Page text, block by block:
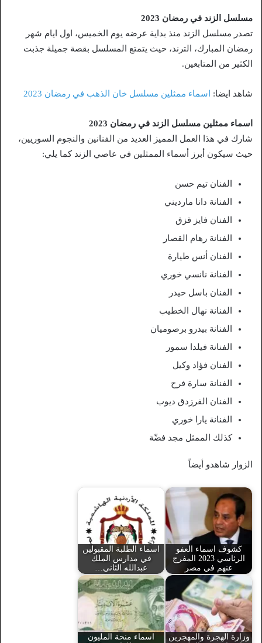
مسلسل الزند في رمضان 2023
تصدر مسلسل الزند منذ بداية عرضه يوم الخميس، اول ايام شهر
رمضان المبارك، الترند، حيث يتمتع المسلسل بقصة جميلة جذبت
الكثير من المتابعين.
شاهد ايضا: اسماء ممثلين مسلسل خان الذهب في رمضان 2023
اسماء ممثلين مسلسل الزند في رمضان 2023
شارك في هذا العمل المميز العديد من الفنانين والنجوم السوريين،
حيث سيكون أبرز أسماء الممثلين في عاصي الزند كما يلي:
الفنان تيم حسن
الفنانة دانا مارديني
الفنان فايز قزق
الفنانة رهام القصار
الفنان أنس طيارة
الفنانة نانسي خوري
الفنان باسل حيدر
الفنانة نهال الخطيب
الفنانة بيدرو برصوميان
الفنانة فيلدا سمور
الفنان فؤاد وكيل
الفنانة سارة فرح
الفنان الفرزدق ديوب
الفنانة يارا خوري
كذلك الممثل مجد فضّة
الزوار شاهدو أيضاً
كشوف اسماء العفو
الرئاسي 2023 المفرج
عنهم في مصر
اسماء الطلبة المقبولين
في مدارس الملك
عبدالله الثاني…
وزارة الهجرة والمهجرين
اسماء منحة المليون